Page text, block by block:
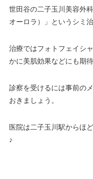
世田谷の二子玉川美容外
オーロラ）」というシミ
治療ではフォトフェイシ
かに美肌効果などにも期
診察を受けるには事前の
おきましょう。
医院は二子玉川駅からほ
♪